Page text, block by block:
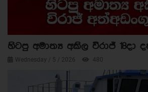
හිටපු අමාත්‍ය අකිල විරාජ් 18දා
Wednesday / 5 / 2026 480